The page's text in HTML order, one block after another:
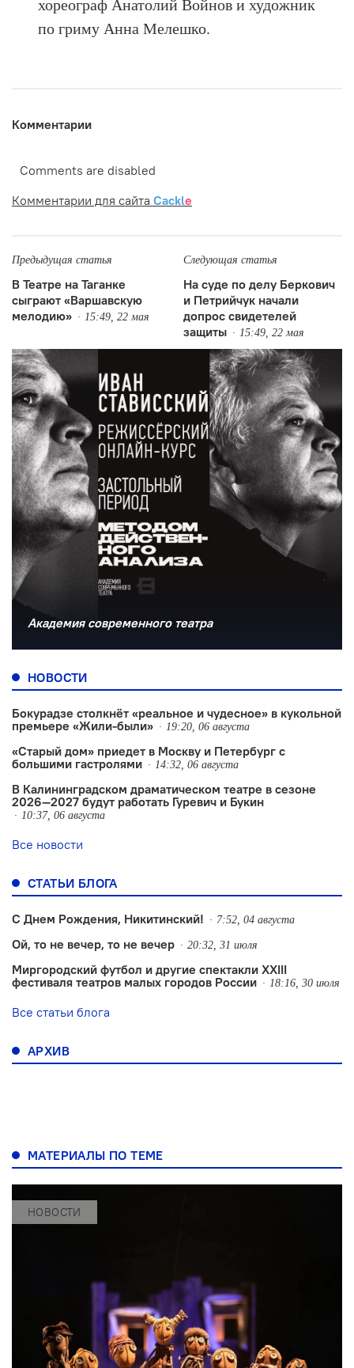
хореограф Анатолий Войнов и художник
по гриму Анна Мелешко.
Комментарии
Comments are disabled
Комментарии для сайта Cackle
Предыдущая статья
В Театре на Таганке
сыграют «Варшавскую
мелодию»
15:49, 22 мая
Следующая статья
На суде по делу Беркович
и Петрийчук начали
допрос свидетелей
защиты
15:49, 22 мая
Академия современного театра
НОВОСТИ
Бокурадзе столкнëт «реальное и чудесное» в кукольной
премьере «Жили-были»
19:20, 06 августа
«Старый дом» приедет в Москву и Петербург с
большими гастролями
14:32, 06 августа
В Калининградском драматическом театре в сезоне
2026—2027 будут работать Гуревич и Букин
10:37, 06 августа
Все новости
СТАТЬИ БЛОГА
С Днем Рождения, Никитинский! 7:52, 04 августа
Ой, то не вечер, то не вечер 20:32, 31 июля
Миргородский футбол и другие спектакли XXIII
фестиваля театров малых городов России
18:16, 30 июля
Все статьи блога
АРХИВ
МАТЕРИАЛЫ ПО ТЕМЕ
НОВОСТИ